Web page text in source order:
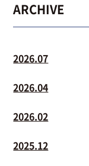
ARCHIVE
2026.07
2026.04
2026.02
2025.12